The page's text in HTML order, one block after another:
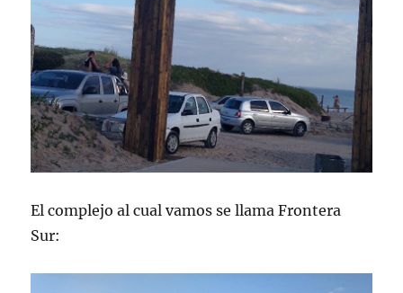
El complejo al cual vamos se llama Frontera
Sur: